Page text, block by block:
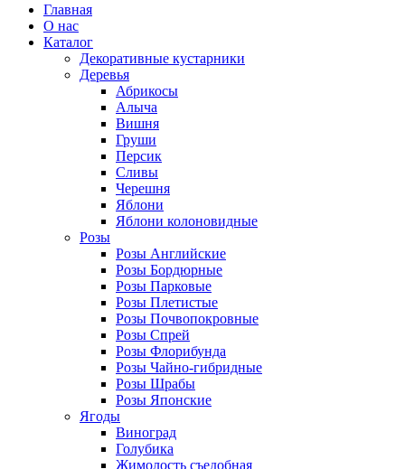
Главная
О нас
Каталог
Декоративные кустарники
Деревья
Абрикосы
Алыча
Вишня
Груши
Персик
Сливы
Черешня
Яблони
Яблони колоновидные
Розы
Розы Английские
Розы Бордюрные
Розы Парковые
Розы Плетистые
Розы Почвопокровные
Розы Спрей
Розы Флорибунда
Розы Чайно-гибридные
Розы Шрабы
Розы Японские
Ягоды
Виноград
Голубика
Жимолость съедобная